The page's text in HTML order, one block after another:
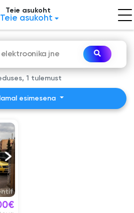
Teie asukoht
Teie asukoht
1 tulemust
esimesena